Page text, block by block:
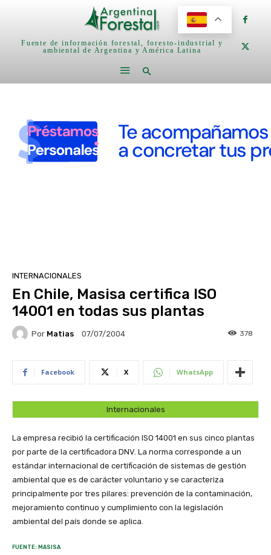
Fuente de información forestal, foresto-industrial y
ambiental de Argentina y América Latina
INTERNACIONALES
En Chile, Masisa certifica ISO
14001 en todas sus plantas
Por Matias 07/07/2004 378
Facebook X WhatsApp
Internacionales
La empresa recibió la certificación ISO 14001 en sus cinco plantas
por parte de la certificadora DNV. La norma corresponde a un
estándar internacional de certificación de sistemas de gestión
ambiental que es de carácter voluntario y se caracteriza
principalmente por tres pilares: prevención de la contaminación,
mejoramiento continuo y cumplimiento con la legislación
ambiental del país donde se aplica.
FUENTE: MASISA